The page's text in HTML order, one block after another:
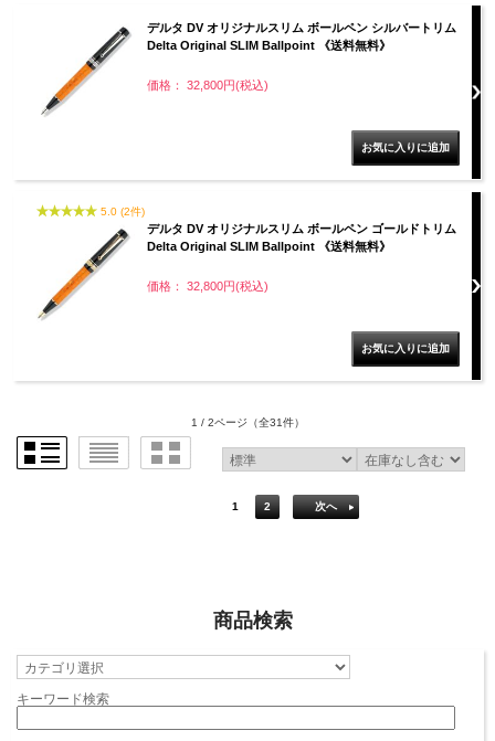
デルタ DV オリジナルスリム ボールペン シルバートリム
Delta Original SLIM Ballpoint 《送料無料》
価格： 32,800円(税込)
5.0 (2件)
デルタ DV オリジナルスリム ボールペン ゴールドトリム
Delta Original SLIM Ballpoint 《送料無料》
価格： 32,800円(税込)
1 / 2ページ （全31件）
1 2 次へ
商品検索
キーワード検索